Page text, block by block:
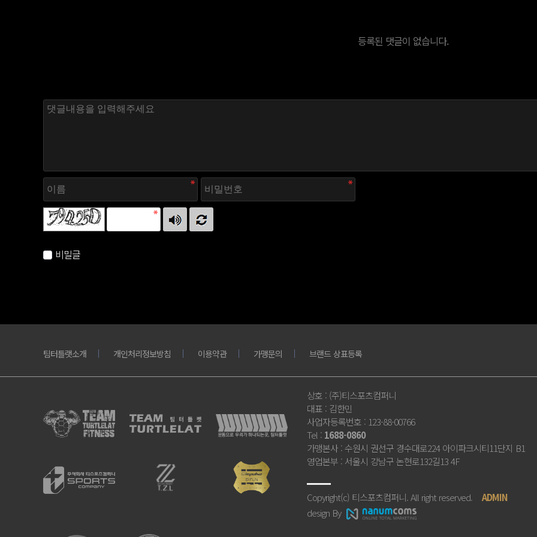
등록된 댓글이 없습니다.
비밀글
팀터틀랫소개 개인처리정보방침 이용약관 가맹문의 브랜드 상표등록
상호 : (주)티스포츠컴퍼니
대표 : 김한민
사업자등록번호 : 123-88-00766
Tel : 1688-0860
가맹본사: 수원시 권선구 경수대로224 아이파크시티11단지 B1
영업본부 : 서울시 강남구 논현로132길13 4F
Copyright(c) 티스포츠컴퍼니. All right reserved. ADMIN
design By